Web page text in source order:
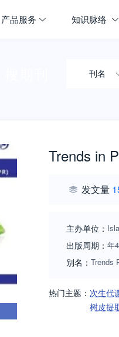
产品服务 知识脉络
刊名
Trends in
发文量
主办单位：
出版周期： 年
别名： Trends
热门主题： 次生代
树皮提